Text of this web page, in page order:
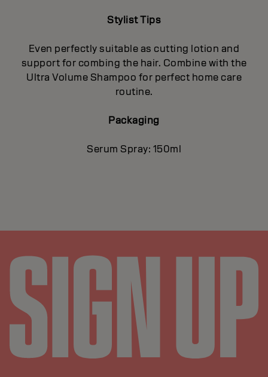
Stylist Tips
Even perfectly suitable as cutting lotion and
support for combing the hair. Combine with the
Ultra Volume Shampoo for perfect home care
routine.
Packaging
Serum Spray: 150ml